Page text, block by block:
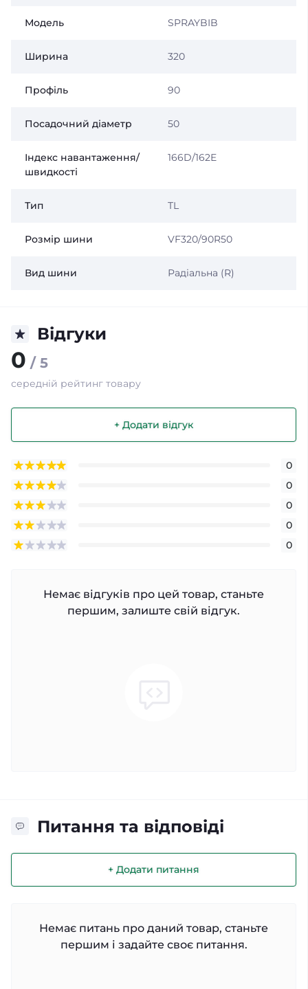
Модель SPRAYBIB
Ширина 320
Профіль 90
Посадочний діаметр 50
Індекс навантаження/
швидкості
166D/162E
Тип TL
Розмір шини VF320/90R50
Вид шини Радіальна (R)
Відгуки
0 / 5
середній рейтинг товару
+ Додати відгук
0
0
0
0
0
Немає відгуків про цей товар, станьте
першим, залиште свій відгук.
Питання та відповіді
+ Додати питання
Немає питань про даний товар, станьте
першим і задайте своє питання.